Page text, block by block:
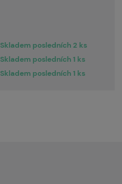
Skladem posledních 2 ks
Skladem posledních 1 ks
Skladem posledních 1 ks